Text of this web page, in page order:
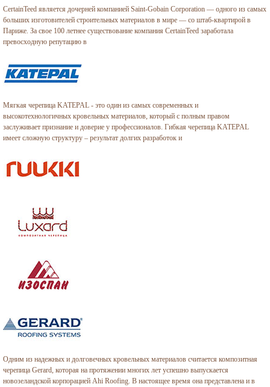
CertainTeed является дочерней компанией Saint-Gobain Corporation — одного из самых
больших изготовителей строительных материалов в мире — со штаб-квартирой в
Париже. За свое 100 летнее существование компания CertainTeed заработала
превосходную репутацию в
Мягкая черепица KATEPAL - это один из самых современных и
высокотехнологичных кровельных материалов, который с полным правом
заслуживает признание и доверие у профессионалов. Гибкая черепица KATEPAL
имеет сложную структуру – результат долгих разработок и
Одним из надежных и долговечных кровельных материалов считается композитная
черепица Gerard, которая на протяжении многих лет успешно выпускается
новозеландской корпорацией Ahi Roofing. В настоящее время она представлена и в